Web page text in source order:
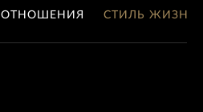
ОТНОШЕНИЯ СТИЛЬ ЖИЗНИ